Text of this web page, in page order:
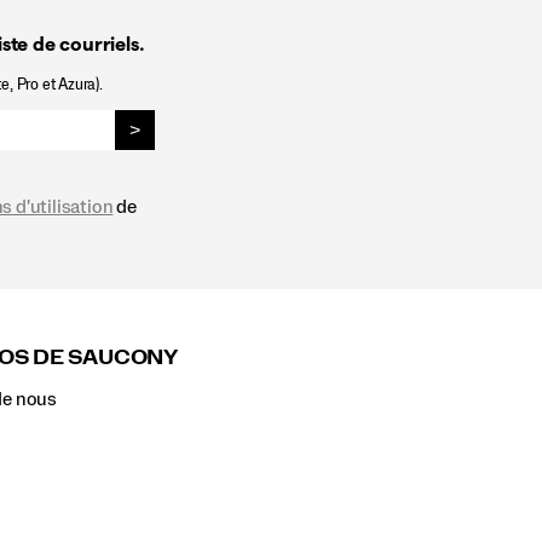
de courriels.
Pro et Azura).
>
d'utilisationde
DE SAUCONY
nous